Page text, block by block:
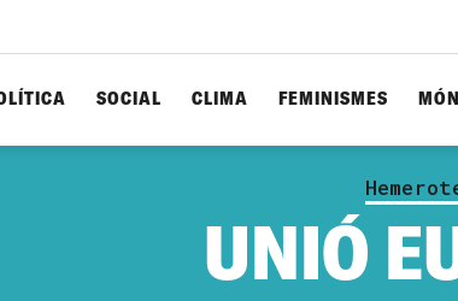
SOCIAL CLIMA FEMINISMES MÓN
UNIÓ